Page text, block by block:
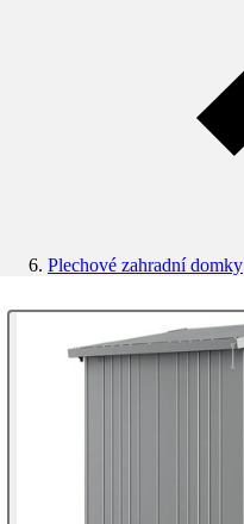
Plechové zahradní domky